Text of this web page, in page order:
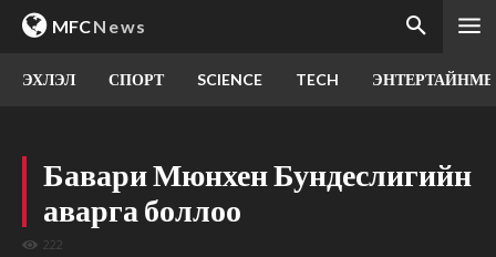
MFCNews
ЭХЛЭЛ СПОРТ SCIENCE TECH
Бавари Мюнхен Бундеслигийн
аварга боллоо
222